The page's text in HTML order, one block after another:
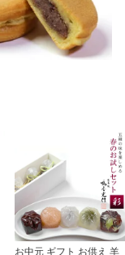
お中元 ギフト お供え 羊